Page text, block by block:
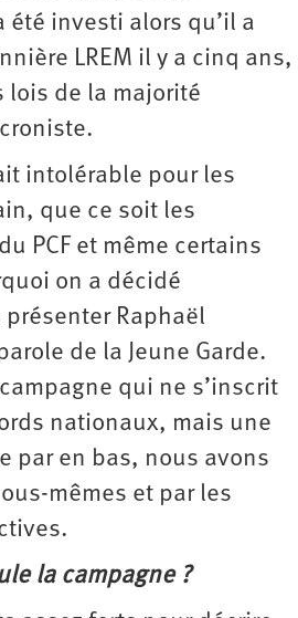
investi alors qu’il a
LREM il y a cinq ans,
lois de la majorité
intolérable pour les
que ce soit les
PCF et même certains
on a décidé
Raphaël
de la Jeune Garde.
qui ne s’inscrit
nationaux, mais une
par en bas, nous avons
mêmes et par les
la campagne ?